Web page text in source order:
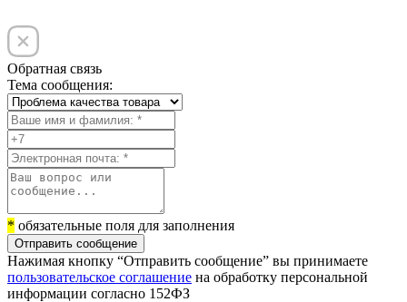
Обратная связь
Тема сообщения:
* обязательные поля для заполнения
Отправить сообщение
Нажимая кнопку “Отправить сообщение” вы принимаете
пользовательское соглашение на обработку персональной
информации согласно 152ФЗ